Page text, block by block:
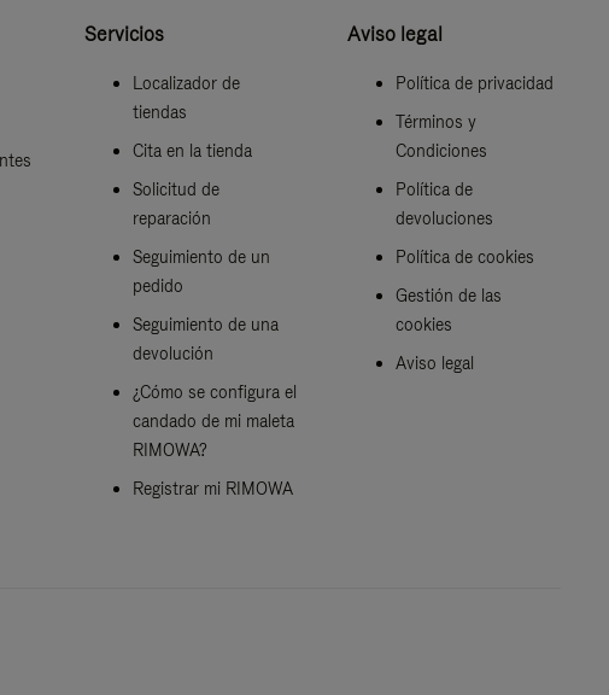
Servicios
Localizador de
tiendas
Cita en la tienda
Solicitud de
reparación
Seguimiento de un
pedido
Seguimiento de una
devolución
¿Cómo se configura el
candado de mi maleta
RIMOWA?
Registrar mi RIMOWA
Aviso legal
Política de privacidad
Términos y
Condiciones
Política de
devoluciones
Política de cookies
Gestión de las
cookies
Aviso legal